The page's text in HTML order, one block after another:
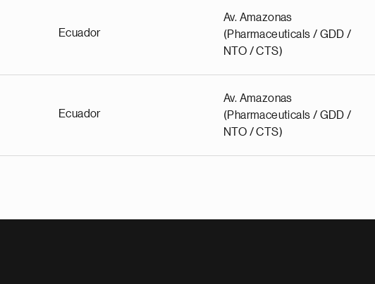
Ecuador
Av. Amazonas
(Pharmaceuticals / GDD /
NTO / CTS)
Ecuador
Av. Amazonas
(Pharmaceuticals / GDD /
NTO / CTS)